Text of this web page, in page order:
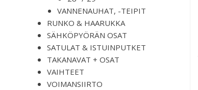
VANNENAUHAT, -TEIPIT
RUNKO & HAARUKKA
SÄHKÖPYÖRÄN OSAT
SATULAT & ISTUINPUTKET
TAKANAVAT + OSAT
VAIHTEET
VOIMANSIIRTO